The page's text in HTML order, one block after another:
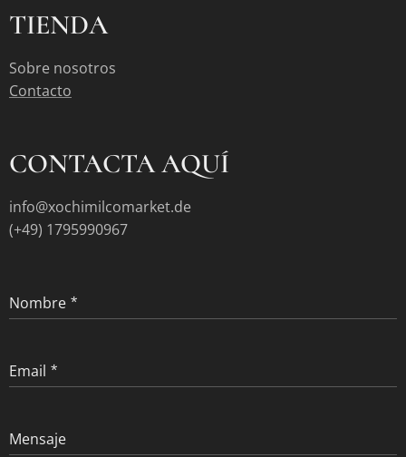
TIENDA
Sobre nosotros
Contacto
CONTACTA AQUÍ
info@xochimilcomarket.de
(+49) 1795990967
Nombre
Email
Mensaje